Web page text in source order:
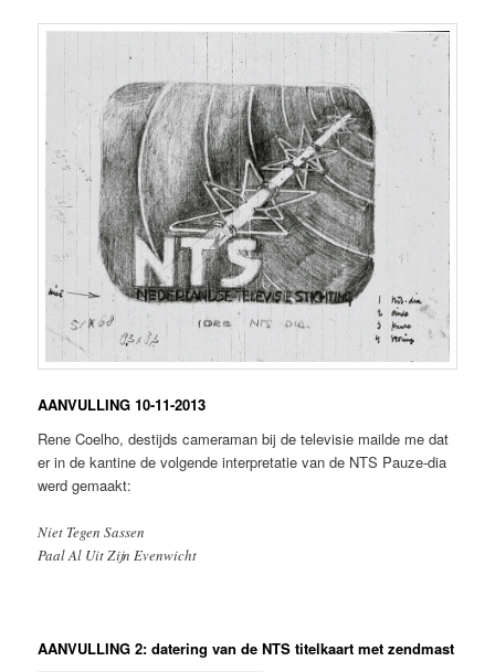
AANVULLING 10-11-2013
Rene Coelho, destijds cameraman bij de televisie mailde me dat
er in de kantine de volgende interpretatie van de NTS Pauze-dia
werd gemaakt:
Niet Tegen Sassen
Paal Al Uit Zijn Evenwicht
AANVULLING 2: datering van de NTS titelkaart met zendmast